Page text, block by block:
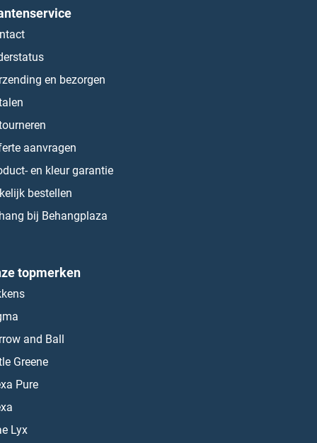
en bezorgen
aanvragen
en kleur garantie
bestellen
bij Behangplaza
topmerken
and Ball
Greene
Pure
Lyx